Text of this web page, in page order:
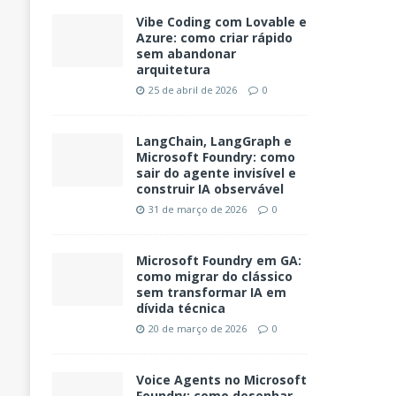
Vibe Coding com Lovable e
Azure: como criar rápido
sem abandonar
arquitetura
25 de abril de 2026 0
LangChain, LangGraph e
Microsoft Foundry: como
sair do agente invisível e
construir IA observável
31 de março de 2026 0
Microsoft Foundry em GA:
como migrar do clássico
sem transformar IA em
dívida técnica
20 de março de 2026 0
Voice Agents no Microsoft